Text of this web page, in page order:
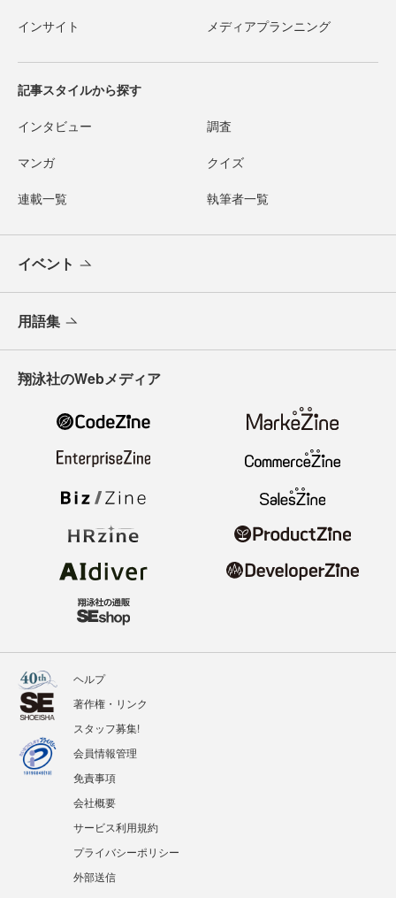
インサイト メディアプランニング
記事スタイルから探す
インタビュー 調査
マンガ クイズ
連載一覧 執筆者一覧
イベント
用語集
翔泳社のWebメディア
ヘルプ
著作権・リンク
スタッフ募集!
会員情報管理
免責事項
会社概要
サービス利用規約
プライバシーポリシー
外部送信